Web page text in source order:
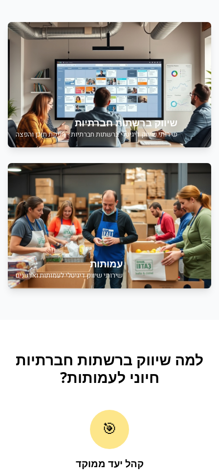
שיווק ברשתות חברתיות
שירותישיווק דיגיטלי ברשתות חברתיות - הפקת תוכן והפצה
עמותות
שירותי שיווק דיגיטלי לעמותות וארגונים
למה שיווק ברשתות חברתיות
חיוני לעמותות?
🎯
קהל יעד ממוקד